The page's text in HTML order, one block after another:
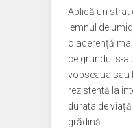
Aplică un strat
lemnul de
o aderență
ce grundul s-a
vopseaua sau
rezistentă la
durata de
grădină.